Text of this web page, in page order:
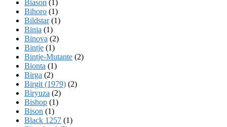
Biason (1)
Bihoro (1)
Bildstar(1)
Binia (1)
Binova (2)
Bintje (1)
Bintje-Mutante (2)
Bionta (1)
Birga (2)
Birgit (1979) (2)
Biryuza (2)
Bishop (1)
Bison (1)
Black 1257 (1)